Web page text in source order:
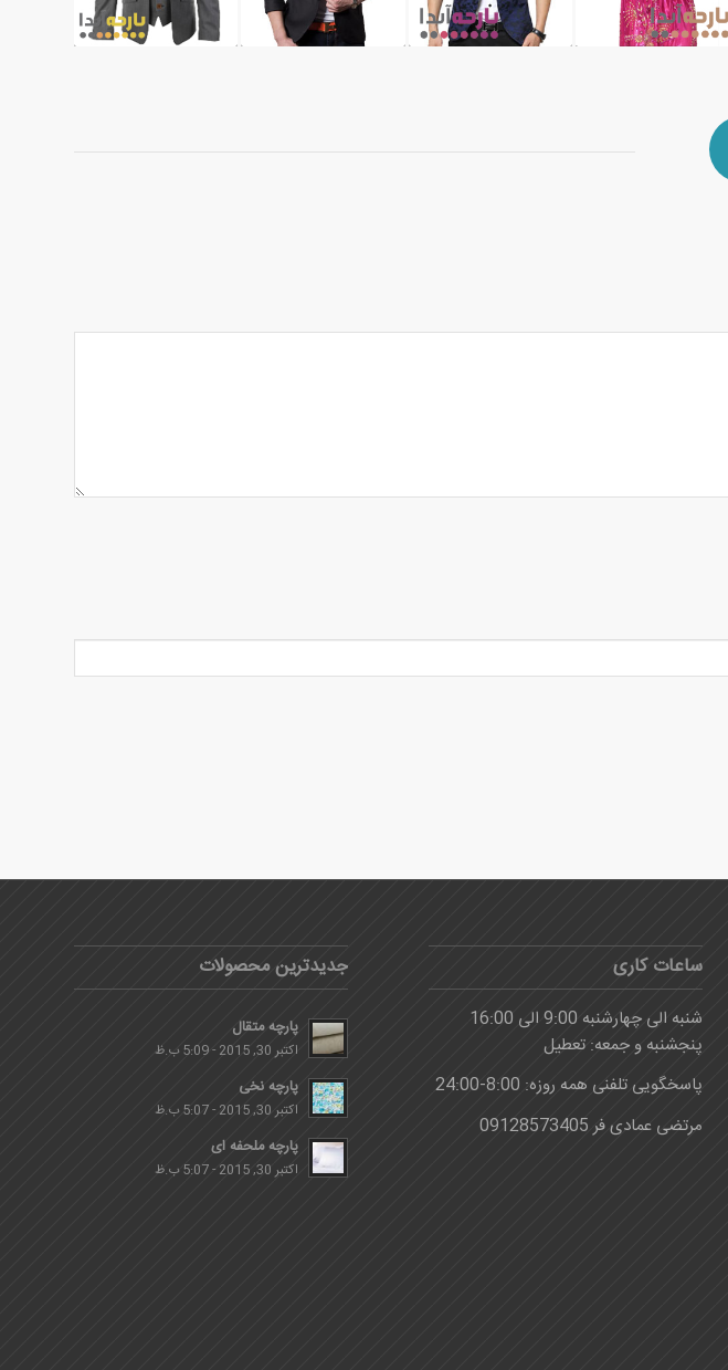
ساعات کاری
شنبه الی چهارشنبه 9:00 الی 16:00
پنجشنبه و جمعه: تعطیل
پاسخگویی تلفنی همه روزه: 8:00-24:00
مرتضی عمادی فر 09128573405
جدیدترین محصولات
پارچه متقال
اکتبر 30, 2015 - 5:09 ب.ظ
پارچه نخی
اکتبر 30, 2015 - 5:07 ب.ظ
پارچه ملحفه ای
اکتبر 30, 2015 - 5:07 ب.ظ